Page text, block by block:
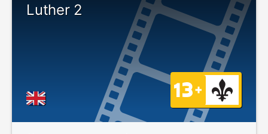
Luther 2